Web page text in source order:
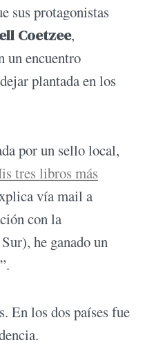
sus protagonistas
Coetzee,
un encuentro
plantada en los
por un sello local,
tres libros más
vía mail a
con la
he ganado un
En los dos países fue